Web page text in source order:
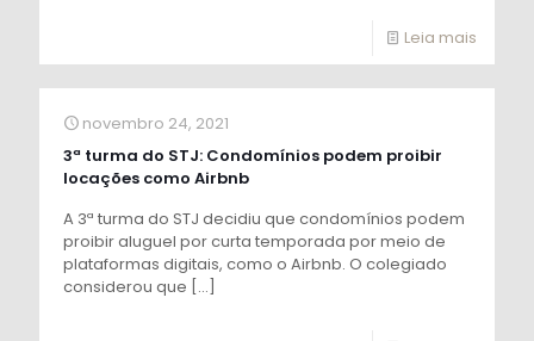
Leia mais
novembro 24, 2021
3ª turma do STJ: Condomínios podem proibir
locações como Airbnb
A 3ª turma do STJ decidiu que condomínios podem
proibir aluguel por curta temporada por meio de
plataformas digitais, como o Airbnb. O colegiado
considerou que […]